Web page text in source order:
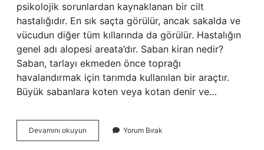
psikolojik sorunlardan kaynaklanan bir cilt
hastalığıdır. En sık saçta görülür, ancak sakalda ve
vücudun diğer tüm kıllarında da görülür. Hastalığın
genel adı alopesi areata’dır. Saban kiran nedir?
Saban, tarlayı ekmeden önce toprağı
havalandırmak için tarımda kullanılan bir araçtır.
Büyük sabanlara koten veya kotan denir ve…
Devamını okuyun
Kıran
Yorum Bırak